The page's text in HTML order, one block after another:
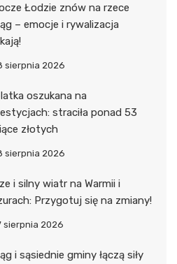
Łodzie znów na rzece
– emocje i rywalizacja
sierpnia 2026
oszukana na
straciła ponad 53
złotych
sierpnia 2026
i silny wiatr na Warmii i
Przygotuj się na zmiany!
sierpnia 2026
i sąsiednie gminy łączą siły